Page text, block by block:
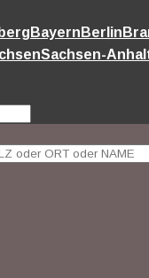
Bayern Berlin
Sachsen-